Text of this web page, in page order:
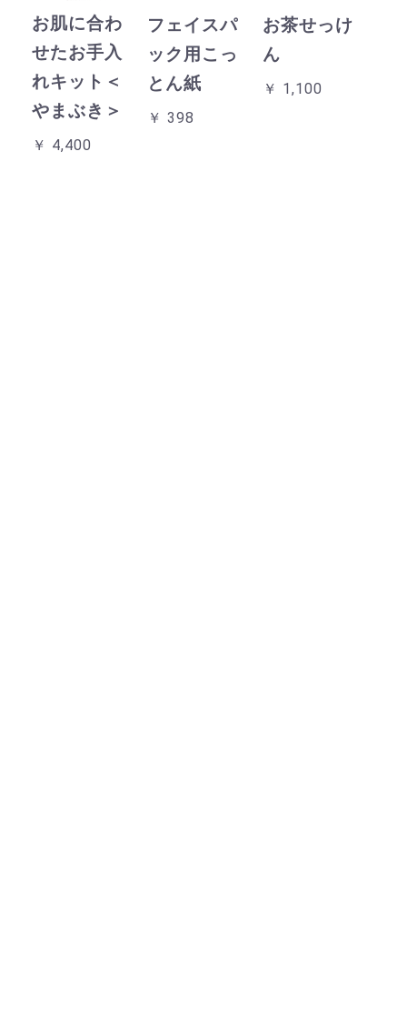
お肌に合わ
せたお手入
れキット＜
やまぶき＞
￥ 4,400
フェイスパ
ック用こっ
とん紙
￥ 398
お茶せっけ
ん
￥ 1,100